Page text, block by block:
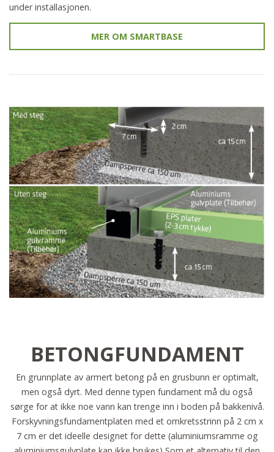
under installasjonen.
MER OM SMARTBASE
BETONGFUNDAMENT
En grunnplate av armert betong på en grusbunn er optimalt,
men også dyrt. Med denne typen fundament må du også
sørge for at ikke noe vann kan trenge inn i boden på bakkenivå.
Forskyvningsfundamentplaten med et omkretsstrinn på 2 cm x
7 cm er det ideelle designet for dette (aluminiumsramme og